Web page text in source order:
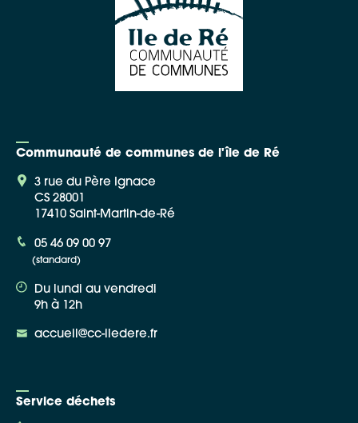
Communauté de communes de l'île de Ré
3 rue du Père Ignace
CS 28001
17410 Saint-Martin-de-Ré
05 46 09 00 97
(standard)
Du lundi au vendredi
9h à 12h
accueil@cc-iledere.fr
Service déchets